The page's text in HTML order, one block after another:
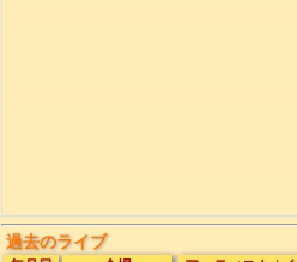
過去のライブ